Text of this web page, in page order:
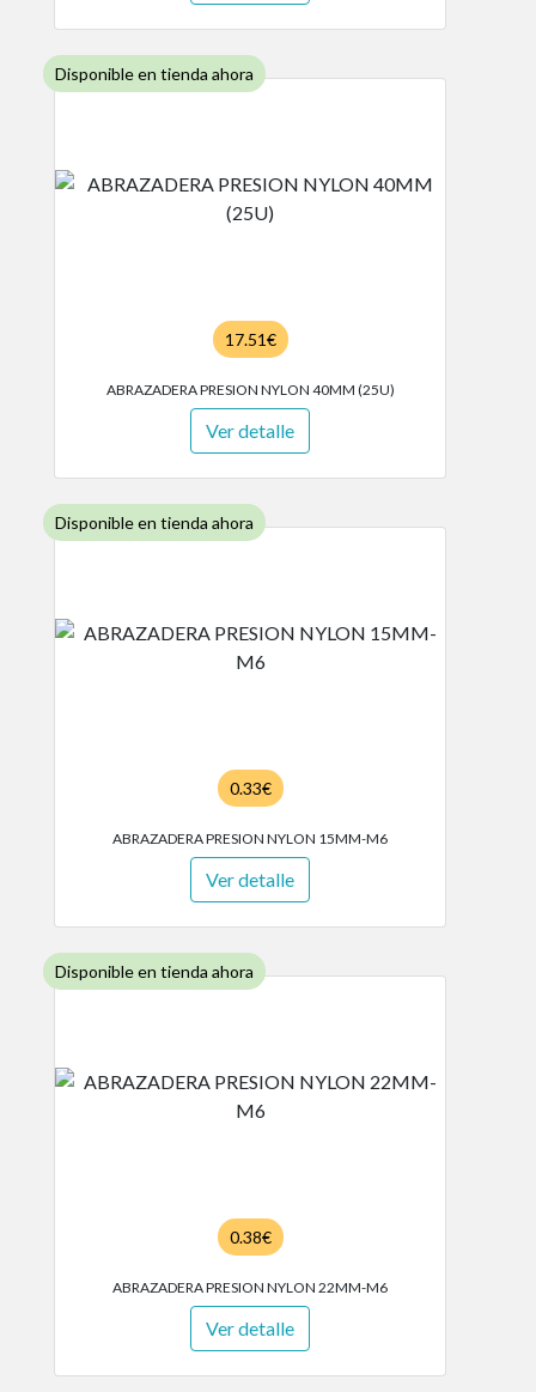
Disponible en tienda ahora
17.51€
ABRAZADERA PRESION NYLON 40MM (25U)
Ver detalle
Disponible en tienda ahora
0.33€
ABRAZADERA PRESION NYLON 15MM-M6
Ver detalle
Disponible en tienda ahora
0.38€
ABRAZADERA PRESION NYLON 22MM-M6
Ver detalle